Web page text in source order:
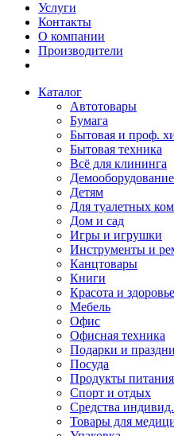
Услуги
Контакты
О компании
Производители
Каталог
Автотовары
Бумага
Бытовая и проф.
Бытовая техника
Всё для клининга
Демооборудование
Детям
Для туалетных
Дом и сад
Игры и игрушки
Инструменты и
Канцтовары
Книги
Красота и здоровье
Мебель
Офис
Офисная техника
Подарки и
Посуда
Продукты питания
Спорт и отдых
Средства
Товары для